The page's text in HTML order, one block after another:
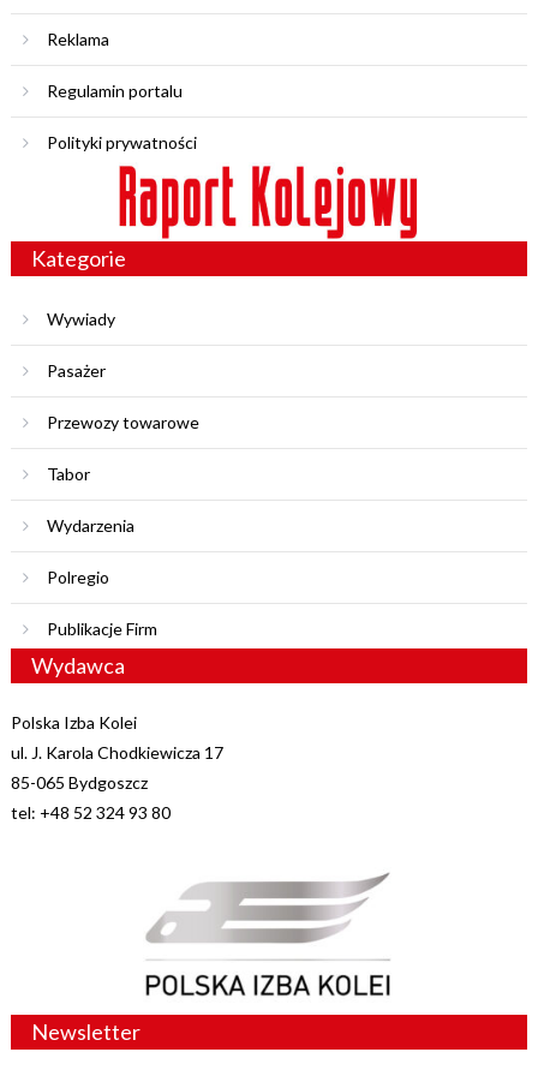
Reklama
Regulamin portalu
Polityki prywatności
Kategorie
Wywiady
Pasażer
Przewozy towarowe
Tabor
Wydarzenia
Polregio
Publikacje Firm
Wydawca
Polska Izba Kolei
ul. J. Karola Chodkiewicza 17
85-065 Bydgoszcz
tel: +48 52 324 93 80
Newsletter